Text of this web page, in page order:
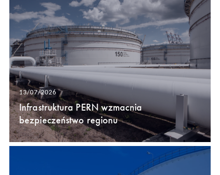
13/07/2026
Infrastruktura PERN wzmacnia
bezpieczeństwo regionu